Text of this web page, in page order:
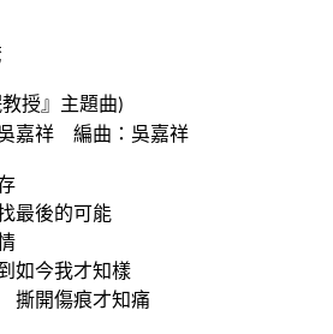
教授』主題曲)
嘉祥 編曲：吳嘉祥
最後的可能
如今我才知樣
撕開傷痕才知痛